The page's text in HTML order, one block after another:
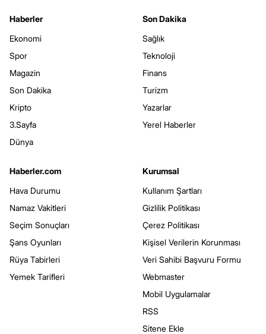
Haberler
Ekonomi
Spor
Magazin
Son Dakika
Kripto
3.Sayfa
Dünya
Son Dakika
Sağlık
Teknoloji
Finans
Turizm
Yazarlar
Yerel Haberler
Haberler.com
Hava Durumu
Namaz Vakitleri
Seçim Sonuçları
Şans Oyunları
Rüya Tabirleri
Yemek Tarifleri
Kurumsal
Kullanım Şartları
Gizlilik Politikası
Çerez Politikası
Kişisel Verilerin Korunması
Veri Sahibi Başvuru Formu
Webmaster
Mobil Uygulamalar
RSS
Sitene Ekle